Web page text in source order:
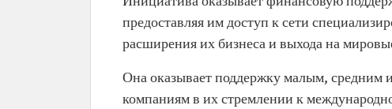
предоставляя им доступ к сети
расширения их бизнеса и выхода на
Она оказывает поддержку малым, средним
компаниям в их стремлении к